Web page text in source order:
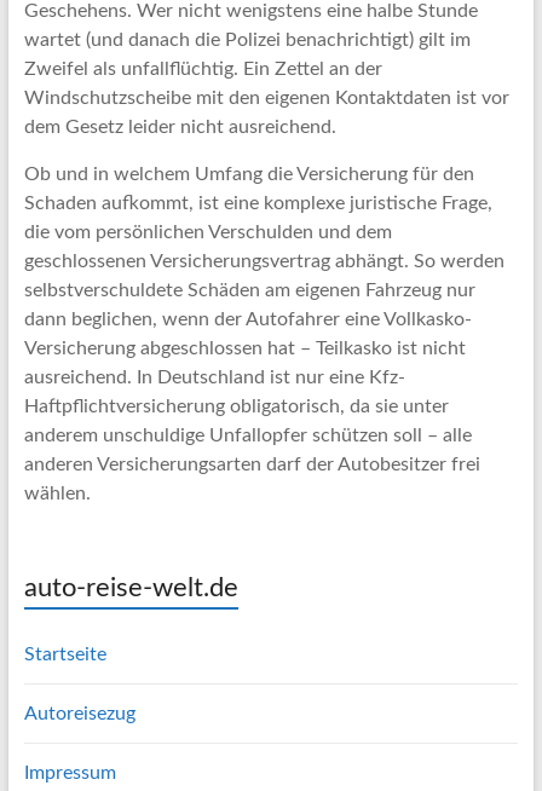
Geschehens. Wer nicht wenigstens eine halbe Stunde
wartet (und danach die Polizei benachrichtigt) gilt im
Zweifel als unfallflüchtig. Ein Zettel an der
Windschutzscheibe mit den eigenen Kontaktdaten ist vor
dem Gesetz leider nicht ausreichend.
Ob und in welchem Umfang die Versicherung für den
Schaden aufkommt, ist eine komplexe juristische Frage,
die vom persönlichen Verschulden und dem
geschlossenen Versicherungsvertrag abhängt. So werden
selbstverschuldete Schäden am eigenen Fahrzeug nur
dann beglichen, wenn der Autofahrer eine Vollkasko-
Versicherung abgeschlossen hat – Teilkasko ist nicht
ausreichend. In Deutschland ist nur eine Kfz-
Haftpflichtversicherung obligatorisch, da sie unter
anderem unschuldige Unfallopfer schützen soll – alle
anderen Versicherungsarten darf der Autobesitzer frei
wählen.
auto-reise-welt.de
Startseite
Autoreisezug
Impressum